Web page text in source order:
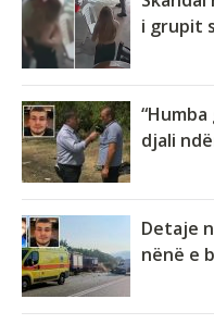
i grupit
djali
Detaje
nënë e